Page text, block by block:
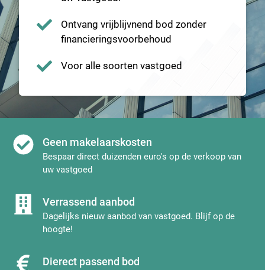
Ontvang vrijblijvnend bod zonder
financieringsvoorbehoud
Voor alle soorten vastgoed
Geen makelaarskosten
Bespaar direct duizenden euro's op de verkoop van
uw vastgoed
Verrassend aanbod
Dagelijks nieuw aanbod van vastgoed. Blijf op de
hoogte!
Dierect passend bod